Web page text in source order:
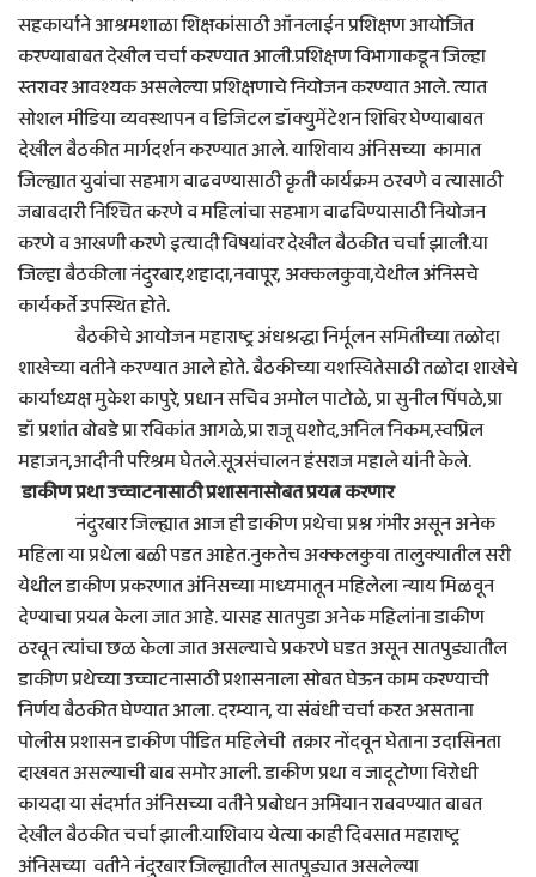
सहकार्याने आश्रमशाळा शिक्षकांसाठी ऑनलाईन प्रशिक्षण आयोजित
करण्याबाबत देखील चर्चा करण्यात आली.प्रशिक्षण विभागाकडून जिल्हा
स्तरावर आवश्यक असलेल्या प्रशिक्षणाचे नियोजन करण्यात आले. त्यात
सोशल मीडिया व्यवस्थापन व डिजिटल डॉक्युमेंटेशन शिबिर घेण्याबाबत
देखील बैठकीत मार्गदर्शन करण्यात आले. याशिवाय अंनिसच्या कामात
जिल्ह्यात युवांचा सहभाग वाढवण्यासाठी कृती कार्यक्रम ठरवणे व त्यासाठी
जबाबदारी निश्चित करणे व महिलांचा सहभाग वाढविण्यासाठी नियोजन
करणे व आखणी करणे इत्यादी विषयांवर देखील बैठकीत चर्चा झाली.या
जिल्हा बैठकीला नंदुरबार,शहादा,नवापूर, अक्कलकुवा,येथील अंनिसचे
कार्यकर्ते उपस्थित होते.
बैठकीचे आयोजन महाराष्ट्र अंधश्रद्धा निर्मूलन समितीच्या तळोदा
शाखेच्या वतीने करण्यात आले होते. बैठकीच्या यशस्वितेसाठी तळोदा शाखेचे
कार्याध्यक्ष मुकेश कापुरे, प्रधान सचिव अमोल पाटोळे, प्रा सुनील पिंपळे,प्रा
डॉ प्रशांत बोबडे प्रा रविकांत आगळे,प्रा राजू यशोद,अनिल निकम,स्वप्निल
महाजन,आदीनी परिश्रम घेतले.सूत्रसंचालन हंसराज महाले यांनी केले.
डाकीण प्रथा उच्चाटनासाठी प्रशासनासोबत प्रयत्न करणार
नंदुरबार जिल्ह्यात आज ही डाकीण प्रथेचा प्रश्न गंभीर असून अनेक
महिला या प्रथेला बळी पडत आहेत.नुकतेच अक्कलकुवा तालुक्यातील सरी
येथील डाकीण प्रकरणात अंनिसच्या माध्यमातून महिलेला न्याय मिळवून
देण्याचा प्रयत्न केला जात आहे. यासह सातपुडा अनेक महिलांना डाकीण
ठरवून त्यांचा छळ केला जात असल्याचे प्रकरणे घडत असून सातपुड्यातील
डाकीण प्रथेच्या उच्चाटनासाठी प्रशासनाला सोबत घेऊन काम करण्याची
निर्णय बैठकीत घेण्यात आला. दरम्यान, या संबंधी चर्चा करत असताना
पोलीस प्रशासन डाकीण पीडित महिलेची तक्रार नोंदवून घेताना उदासिनता
दाखवत असल्याची बाब समोर आली. डाकीण प्रथा व जादूटोणा विरोधी
कायदा या संदर्भात अंनिसच्या वतीने प्रबोधन अभियान राबवण्यात बाबत
देखील बैठकीत चर्चा झाली.याशिवाय येत्या काही दिवसात महाराष्ट्र
अंनिसच्या वतीने नंदुरबार जिल्ह्यातील सातपुड्यात असलेल्या